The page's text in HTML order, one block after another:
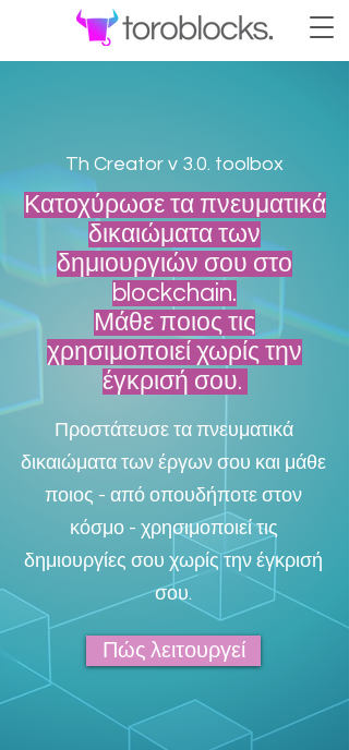
Th Creator v 3.0. toolbox
Κατοχύρωσε τα πνευματικά
δικαιώματα των
δημιουργιών σου στο
blockchain.
Μάθε ποιος τις
χρησιμοποιεί χωρίς την
έγκρισή σου.
Προστάτευσε τα πνευματικά
δικαιώματα των έργων σου και μάθε
ποιος - από οπουδήποτε στον
κόσμο - χρησιμοποιεί τις
δημιουργίες σου χωρίς την έγκρισή
σου.
Πώς λειτουργεί